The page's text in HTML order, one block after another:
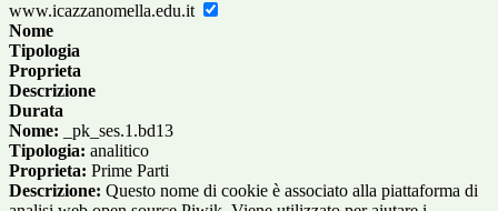
www.icazzanomella.edu.it
Nome
Tipologia
Proprieta
Descrizione
Durata
Nome: _pk_ses.1.bd13
Tipologia: analitico
Proprieta: Prime Parti
Descrizione: Questo nome di cookie è associato alla piattaforma di